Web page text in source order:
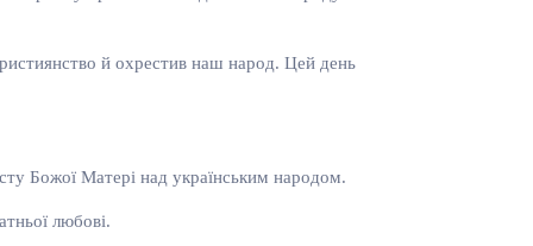
й охрестив наш народ. Цей день
Божої Матері над українським народом.
любові.